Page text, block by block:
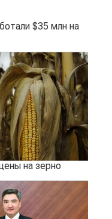
$35 млн на
на зерно